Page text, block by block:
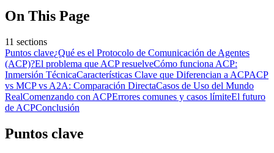
On This Page
11 sections
Puntos clave¿Qué es el Protocolo de Comunicación de Agentes
(ACP)?El problema que ACP resuelveCómo funciona ACP:
Inmersión TécnicaCaracterísticas Clave que Diferencian a ACPACP
vs MCP vs A2A: Comparación DirectaCasos de Uso del Mundo
RealComenzando con ACPErrores comunes y casos límiteEl futuro
de ACPConclusión
Puntos clave